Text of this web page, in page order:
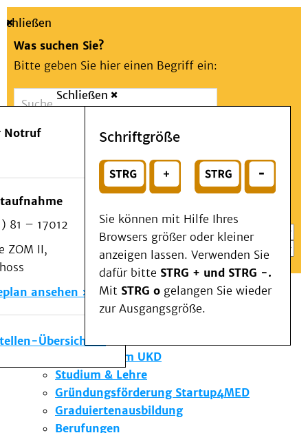
Suche
Schließen
Was suchen Sie?
Bitte geben Sie hier einen Begriff ein:
Suchen
oder
Wählen Sie ein Thema für Ihren Schnelleinstieg
Notfall
Schließen
Notruf
81 – 17012
ZOM II,
ansehen
Übersicht
Schriftgröße
Sie können mit Hilfe Ihres
Browsers größer oder kleiner
anzeigen lassen. Verwenden Sie
dafür bitte STRG + und STRG -.
Mit STRG o gelangen Sie wieder
zur Ausgangsgröße.
Menü
Patienten & Besucher
Kliniken/Institute/Zentren
Als Patient am UKD
Beratung und Unterstützung
Veranstaltungen
Kommunikation im Medizinwesen (KIM)
Notfall
Forschung & Lehre
Die Institute des UKD
Forschung am UKD
Studium & Lehre
Gründungsförderung Startup4MED
Graduiertenausbildung
Berufungen